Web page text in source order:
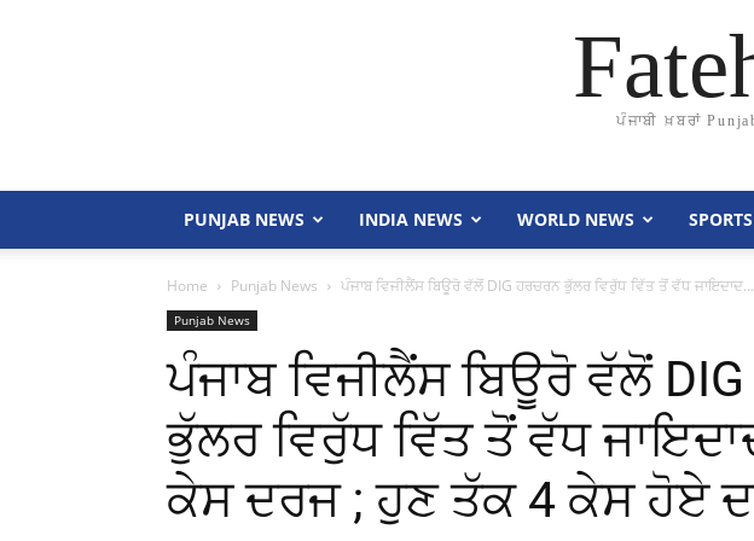
ਪੰਜਾਬੀ ਖ਼ਬਰਾਂ
PUNJAB NEWS INDIA NEWS WORLD NEWS
Home Punjab News ਪੰਜਾਬ ਵਿਜੀਲੈਂਸ ਬਿਊਰੋ ਵੱਲੋਂ DIG ਹਰਚਰਨ ਭੁੱਲਰ ਵਿਰੁੱਧ ਵਿੱਤ ਤੋਂ ਵੱਧ ਜਾਇਦਾਦ...
Punjab News
ਪੰਜਾਬ ਵਿਜੀਲੈਂਸ ਬਿਊਰੋ ਵੱਲੋਂ
ਭੁੱਲਰ ਵਿਰੁੱਧ ਵਿੱਤ ਤੋਂ ਵੱਧ
ਕੇਸ ਦਰਜ ; ਹੁਣ ਤੱਕ 4 ਕੇਸ ਹੋਏ